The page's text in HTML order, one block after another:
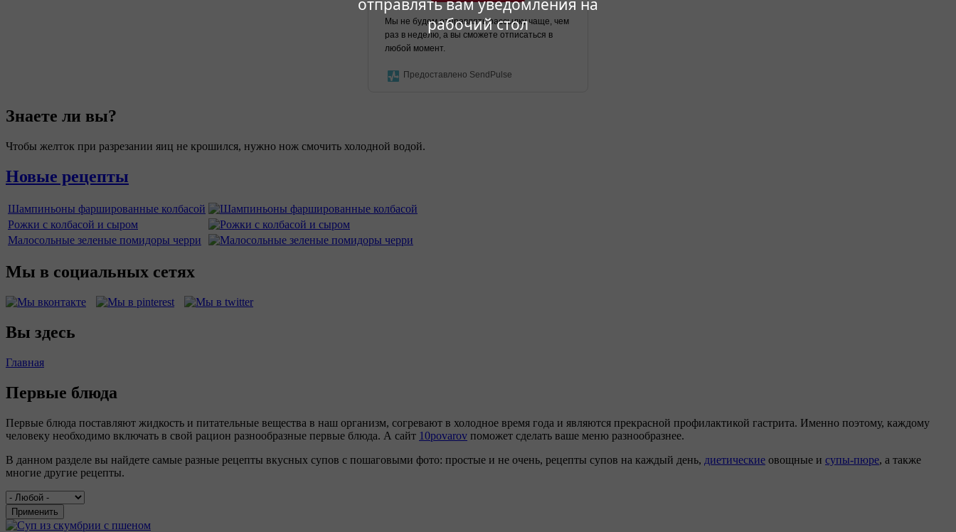
отправлять вам уведомления на
рабочий стол
Мы не будем отправлять рассылку чаще, чем
раз в неделю, а вы сможете отписаться в
любой момент.
Предоставлено SendPulse
Знаете ли вы?
Чтобы желток при разрезании яиц не крошился, нужно нож смочить холодной водой.
Новые рецепты
Шампиньоны фаршированные колбасой
Рожки с колбасой и сыром
Малосольные зеленые помидоры черри
Мы в социальных сетях
Вы здесь
Главная
Первые блюда
Первые блюда поставляют жидкость и питательные вещества в наш организм, согревают в холодное время года и являются прекрасной профилактикой гастрита. Именно поэтому, каждому
человеку необходимо включать в свой рацион разнообразные первые блюда. А сайт 10povarov поможет сделать ваше меню разнообразнее.
В данном разделе вы найдете самые разные рецепты вкусных супов с пошаговыми фото: простые и не очень, рецепты супов на каждый день, диетические овощные и супы-пюре, а также
многие другие рецепты.
Применить